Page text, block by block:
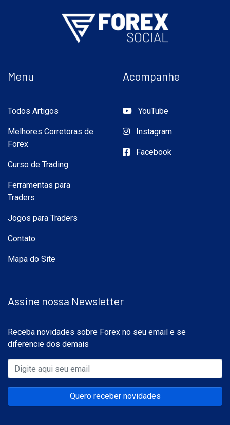
Menu
Todos Artigos
Melhores Corretoras de
Forex
Curso de Trading
Ferramentas para
Traders
Jogos para Traders
Contato
Mapa do Site
Acompanhe
YouTube
Instagram
Facebook
Assine nossa Newsletter
Receba novidades sobre Forex no seu email e se
diferencie dos demais
Quero receber novidades